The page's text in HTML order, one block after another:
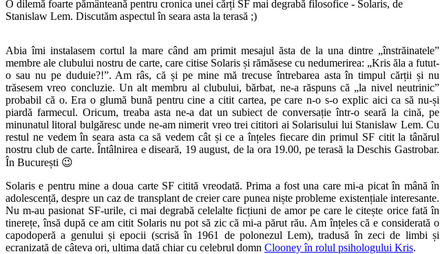
O dilemă foarte pământeană pentru cronica unei cărți SF mai degrabă filosofice - Solaris, de
Stanislaw Lem. Discutăm aspectul în seara asta la terasă ;)
Abia îmi instalasem cortul la mare când am primit mesajul ăsta de la una dintre „înstrăinatele”
membre ale clubului nostru de carte, care citise Solaris și rămăsese cu nedumerirea: „Kris ăla a futut-
o sau nu pe duduie?!”. Am râs, că și pe mine mă trecuse întrebarea asta în timpul cărții și nu
trăsesem vreo concluzie. Un alt membru al clubului, bărbat, ne-a răspuns că „la nivel neutrinic”
probabil că o. Era o glumă bună pentru cine a citit cartea, pe care n-o s-o explic aici ca să nu-și
piardă farmecul. Oricum, treaba asta ne-a dat un subiect de conversație într-o seară la cină, pe
minunatul litoral bulgăresc unde ne-am nimerit vreo trei cititori ai Solarisului lui Stanislaw Lem. Cu
restul ne vedem în seara asta ca să vedem cât și ce a înțeles fiecare din primul SF citit la tânărul
nostru club de carte. Întâlnirea e diseară, 19 august, de la ora 19.00, pe terasă la Deschis Gastrobar.
În București 😉
Solaris e pentru mine a doua carte SF citită vreodată. Prima a fost una care mi-a picat în mână în
adolescență, despre un caz de transplant de creier care punea niște probleme existențiale interesante.
Nu m-au pasionat SF-urile, ci mai degrabă celelalte ficțiuni de amor pe care le citește orice fată în
tinerețe, însă după ce am citit Solaris nu pot să zic că mi-a părut rău. Am înțeles că e considerată o
capodoperă a genului și epocii (scrisă în 1961 de polonezul Lem), tradusă în zeci de limbi și
ecranizată de câteva ori, ultima dată chiar cu celebrul domn Clooney în rolul psihologului Kris.